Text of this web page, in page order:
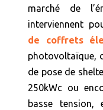
marché de
interviennent
de coffrets
photovoltaïque,
de pose de
250kWc ou
basse